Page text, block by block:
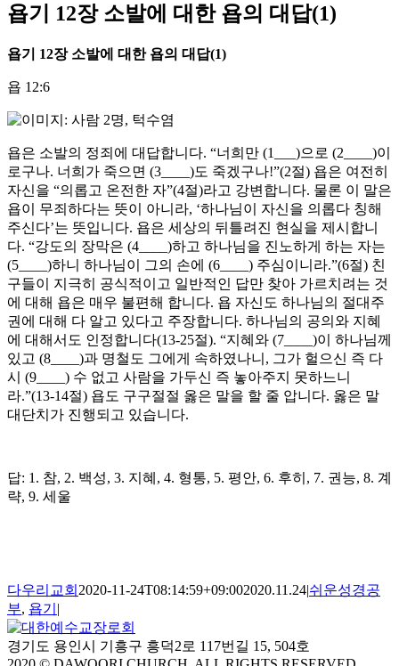
욥기 12장 소발에 대한 욥의 대답(1)
욥기 12장 소발에 대한 욥의 대답(1)
욥 12:6
욥은 소발의 정죄에 대답합니다. “너희만 (1___)으로 (2____)이
로구나. 너희가 죽으면 (3____)도 죽겠구나!”(2절) 욥은 여전히
자신을 “의롭고 온전한 자”(4절)라고 강변합니다. 물론 이 말은
욥이 무죄하다는 뜻이 아니라, ‘하나님이 자신을 의롭다 칭해
주신다’는 뜻입니다. 욥은 세상의 뒤틀려진 현실을 제시합니
다. “강도의 장막은 (4____)하고 하나님을 진노하게 하는 자는
(5____)하니 하나님이 그의 손에 (6____) 주심이니라.”(6절) 친
구들이 지극히 공식적이고 일반적인 답만 찾아 가르치려는 것
에 대해 욥은 매우 불편해 합니다. 욥 자신도 하나님의 절대주
권에 대해 다 알고 있다고 주장합니다. 하나님의 공의와 지혜
에 대해서도 인정합니다(13-25절). “지혜와 (7____)이 하나님께
있고 (8____)과 명철도 그에게 속하였나니, 그가 헐으신 즉 다
시 (9____) 수 없고 사람을 가두신 즉 놓아주지 못하느니
라.”(13-14절) 욥도 구구절절 옳은 말을 할 줄 압니다. 옳은 말
대단치가 진행되고 있습니다.
답: 1. 참, 2. 백성, 3. 지혜, 4. 형통, 5. 평안, 6. 후히, 7. 권능, 8. 계
략, 9. 세울
다우리교회 2020-11-24T08:14:59+09:002020.11.24|쉬운성경공
부, 욥기 |
경기도 용인시 기흥구 흥덕2로 117번길 15, 504호